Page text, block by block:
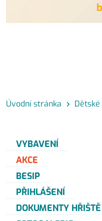
Úvodní stránka
VYBAVENÍ
AKCE
BESIP
PŘIHLÁŠENÍ
DOKUMENTY HŘIŠTĚ